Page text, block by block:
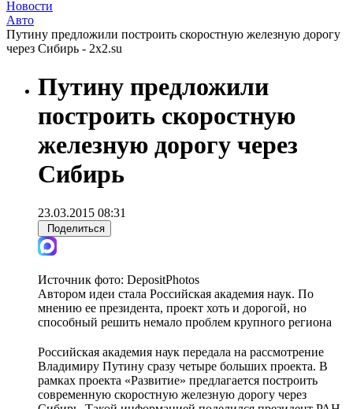
Новости
Авто
Путину предложили построить скоростную железную дорогу
через Сибирь - 2x2.su
Путину предложили
построить скоростную
железную дорогу через
Сибирь
23.03.2015 08:31
Поделиться
Источник фото: DepositPhotos
Автором идеи стала Российская академия наук. По
мнению ее президента, проект хоть и дорогой, но
способный решить немало проблем крупного региона
Российская академия наук передала на рассмотрение
Владимиру Путину сразу четыре больших проекта. В
рамках проекта «Развитие» предлагается построить
современную скоростную железную дорогу через